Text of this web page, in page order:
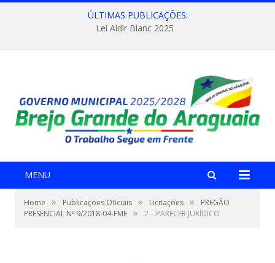
ÚLTIMAS PUBLICAÇÕES:
Lei Aldir Blanc 2025
MENU
Home » Publicações Oficiais » Licitações »
PREGÃO
PRESENCIAL Nº 9/2018-04-FME » 2 – PARECER JURÍDICO